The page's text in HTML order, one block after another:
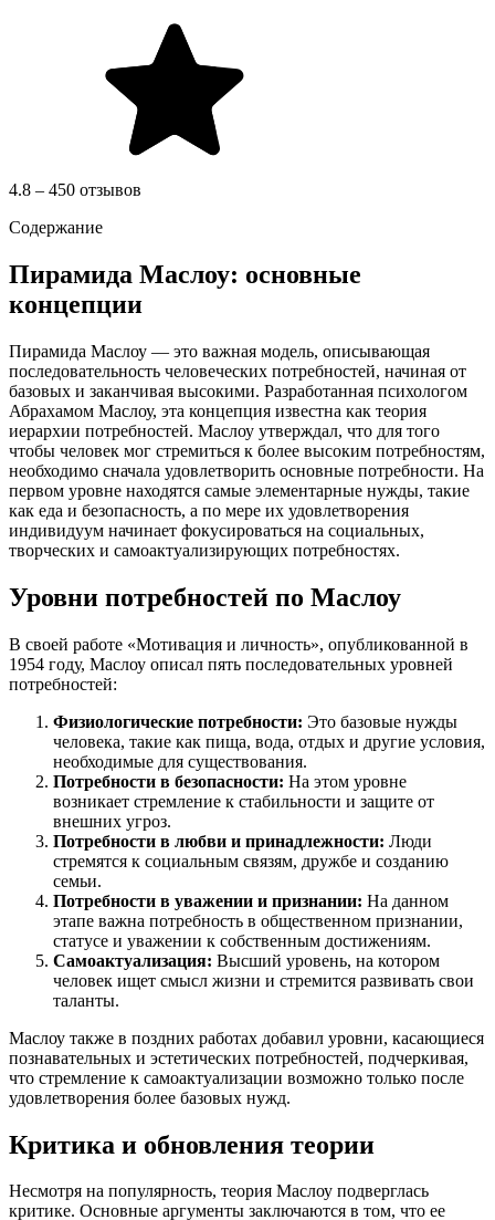
4.8 – 450 отзывов
Содержание
Пирамида Маслоу: основные
концепции
Пирамида Маслоу — это важная модель, описывающая
последовательность человеческих потребностей, начиная от
базовых и заканчивая высокими. Разработанная психологом
Абрахамом Маслоу, эта концепция известна как теория
иерархии потребностей. Маслоу утверждал, что для того
чтобы человек мог стремиться к более высоким потребностям,
необходимо сначала удовлетворить основные потребности. На
первом уровне находятся самые элементарные нужды, такие
как еда и безопасность, а по мере их удовлетворения
индивидуум начинает фокусироваться на социальных,
творческих и самоактуализирующих потребностях.
Уровни потребностей по Маслоу
В своей работе «Мотивация и личность», опубликованной в
1954 году, Маслоу описал пять последовательных уровней
потребностей:
Физиологические потребности: Это базовые нужды
человека, такие как пища, вода, отдых и другие условия,
необходимые для существования.
Потребности в безопасности: На этом уровне
возникает стремление к стабильности и защите от
внешних угроз.
Потребности в любви и принадлежности: Люди
стремятся к социальным связям, дружбе и созданию
семьи.
Потребности в уважении и признании: На данном
этапе важна потребность в общественном признании,
статусе и уважении к собственным достижениям.
Самоактуализация: Высший уровень, на котором
человек ищет смысл жизни и стремится развивать свои
таланты.
Маслоу также в поздних работах добавил уровни, касающиеся
познавательных и эстетических потребностей, подчеркивая,
что стремление к самоактуализации возможно только после
удовлетворения более базовых нужд.
Критика и обновления теории
Несмотря на популярность, теория Маслоу подверглась
критике. Основные аргументы заключаются в том, что ее